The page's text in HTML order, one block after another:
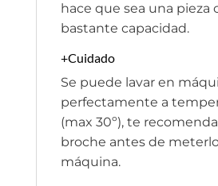
hace que sea una pieza
bastante capacidad.
+Cuidado
Se puede lavar en
perfectamente a
(max 30º), te
broche antes de
máquina.